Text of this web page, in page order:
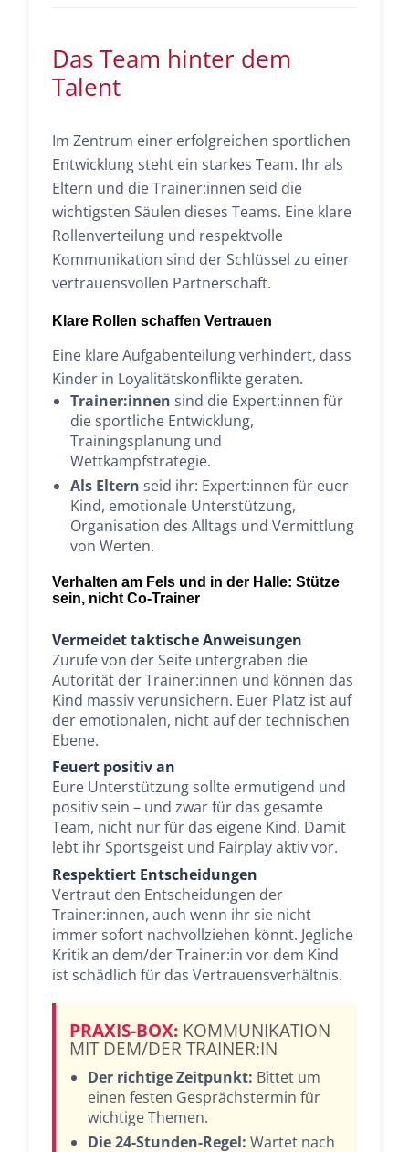
Das Team hinter dem
Talent
Im Zentrum einer erfolgreichen sportlichen
Entwicklung steht ein starkes Team. Ihr als
Eltern und die Trainer:innen seid die
wichtigsten Säulen dieses Teams. Eine klare
Rollenverteilung und respektvolle
Kommunikation sind der Schlüssel zu einer
vertrauensvollen Partnerschaft.
Klare Rollen schaffen Vertrauen
Eine klare Aufgabenteilung verhindert, dass
Kinder in Loyalitätskonflikte geraten.
Trainer:innen sind die Expert:innen für
die sportliche Entwicklung,
Trainingsplanung und
Wettkampfstrategie.
Als Eltern seid ihr: Expert:innen für euer
Kind, emotionale Unterstützung,
Organisation des Alltags und Vermittlung
von Werten.
Verhalten am Fels und in der Halle: Stütze
sein, nicht Co-Trainer
Vermeidet taktische Anweisungen
Zurufe von der Seite untergraben die
Autorität der Trainer:innen und können das
Kind massiv verunsichern. Euer Platz ist auf
der emotionalen, nicht auf der technischen
Ebene.
Feuert positiv an
Eure Unterstützung sollte ermutigend und
positiv sein – und zwar für das gesamte
Team, nicht nur für das eigene Kind. Damit
lebt ihr Sportsgeist und Fairplay aktiv vor.
Respektiert Entscheidungen
Vertraut den Entscheidungen der
Trainer:innen, auch wenn ihr sie nicht
immer sofort nachvollziehen könnt. Jegliche
Kritik an dem/der Trainer:in vor dem Kind
ist schädlich für das Vertrauensverhältnis.
PRAXIS-BOX:KOMMUNIKATION
MIT DEM/DER TRAINER:IN
Der richtige Zeitpunkt: Bittet um
einen festen Gesprächstermin für
wichtige Themen.
Die 24-Stunden-Regel: Wartet nach